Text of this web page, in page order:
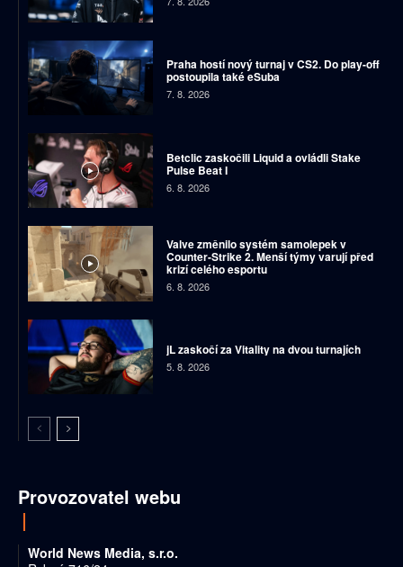
Praha hostí nový turnaj v CS2. Do play-off
postoupila také eSuba
7. 8. 2026
Betclic zaskočili Liquid a ovládli Stake
Pulse Beat I
6. 8. 2026
Valve změnilo systém samolepek v
Counter-Strike 2. Menší týmy varují před
krizí celého esportu
6. 8. 2026
jL zaskočí za Vitality na dvou turnajích
5. 8. 2026
Provozovatel webu
World News Media, s.r.o.